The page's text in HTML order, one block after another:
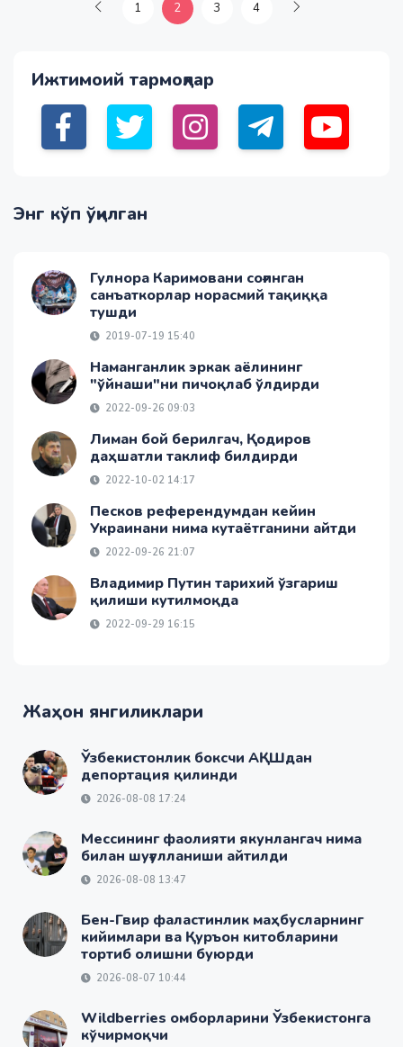
1 2 3 4
Ижтимоий тармоқлар
Энг кўп ўқилган
Гулнора Каримовани соғинган
санъаткорлар норасмий тақиққа
тушди
2019-07-19 15:40
Наманганлик эркак аёлининг
"ўйнаши"ни пичоқлаб ўлдирди
2022-09-26 09:03
Лиман бой берилгач, Қодиров
даҳшатли таклиф билдирди
2022-10-02 14:17
Песков референдумдан кейин
Украинани нима кутаётганини айтди
2022-09-26 21:07
Владимир Путин тарихий ўзгариш
қилиши кутилмоқда
2022-09-29 16:15
Жаҳон янгиликлари
Ўзбекистонлик боксчи АҚШдан
депортация қилинди
2026-08-08 17:24
Мессининг фаолияти якунлангач нима
билан шуғулланиши айтилди
2026-08-08 13:47
Бен-Гвир фаластинлик маҳбусларнинг
кийимлари ва Қуръон китобларини
тортиб олишни буюрди
2026-08-07 10:44
Wildberries омборларини Ўзбекистонга
кўчирмоқчи